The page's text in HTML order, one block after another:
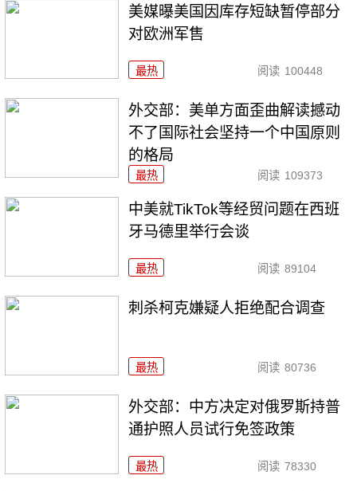
美媒曝美国因库存短缺暂停部分
对欧洲军售
最热 阅读 100448
外交部：美单方面歪曲解读撼动
不了国际社会坚持一个中国原则
的格局
最热 阅读 109373
中美就TikTok等经贸问题在西班
牙马德里举行会谈
最热 阅读 89104
刺杀柯克嫌疑人拒绝配合调查
最热 阅读 80736
外交部：中方决定对俄罗斯持普
通护照人员试行免签政策
最热 阅读 78330